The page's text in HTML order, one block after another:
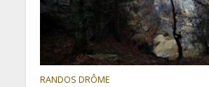
RANDOS DRÔME